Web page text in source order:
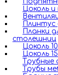
Цоколь
Плинтус
Планки
столешниц
Цоколь
Цоколь
Трубные
Трубы